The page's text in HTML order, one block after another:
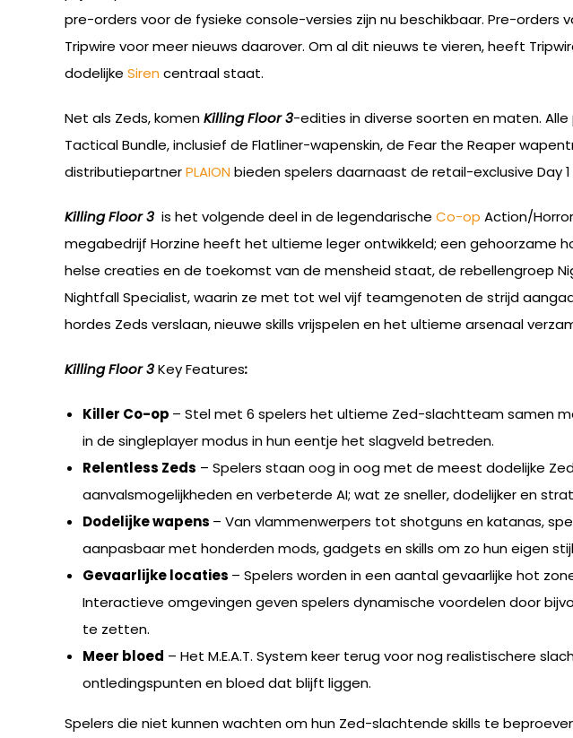
pre-orders voor de fysieke console-versies zijn nu beschikbaar. Pre-
Tripwire voor meer nieuws daarover. Om al dit nieuws te vieren, heeft
dodelijke Siren centraal staat.
Net als Zeds, komenKilling Floor 3-edities in diverse soorten en maten.
Tactical Bundle, inclusief de Flatliner-wapenskin, de Fear the Reaper
distributiepartnerPLAION bieden spelers daarnaast de retail-exclusive Day
Killing Floor 3 is het volgende deel in de legendarische Co-op Action/Horror
megabedrijf Horzine heeft het ultieme leger ontwikkeld; een gehoorzame
helse creaties en de toekomst van de mensheid staat, de rebellengroep
Nightfall Specialist, waarin ze met tot wel vijf teamgenoten de strijd
hordes Zeds verslaan, nieuwe skills vrijspelen en het ultieme arsenaal
Killing Floor 3Key Features:
Killer Co-op – Stel met 6 spelers het ultieme Zed-slachtteam samen
in de singleplayer modus in hun eentje het slagveld betreden.
Relentless Zeds – Spelers staan oog in oog met de meest dodelijke
aanvalsmogelijkheden en verbeterde AI; wat ze sneller, dodelijker en
Dodelijke wapens – Van vlammenwerpers tot shotguns en katanas,
aanpasbaar met honderden mods, gadgets en skills om zo hun eigen
Gevaarlijke locaties – Spelers worden in een aantal gevaarlijke hot
Interactieve omgevingen geven spelers dynamische voordelen door
te zetten.
Meer bloed – Het M.E.A.T. System keer terug voor nog realistischere
ontledingspunten en bloed dat blijft liggen.
Spelers die niet kunnen wachten om hun Zed-slachtende skills te